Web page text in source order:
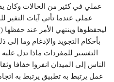
عملي في كثير من الحالات وكان
عملي عندما تأتي آيات النفير
ليحفظوها وينتهي الأمر عند حفظها
بأحكام التجويد والإدغام وما
التفسير للمفردات ماذا تدل
الناس إلى الميدان انفروا خفافا
عمل يرتبط به تطبيق يرتبط به